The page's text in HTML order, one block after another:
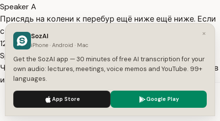
Speaker A
Присядь на колени к перебур ещё ниже ещё ниже. Если
сейчас примешь мама погибнет начавству 2017.
12:10
Speaker A
Через 2 дня они запускают прямой эфир уже без чипсов
и курения, а с треком Hello Bндиits, которые позже
дропнут в ТГ за 1 млн комментариев, что для их
комьюнити вообще не проблема. К слову, бандиты хоть
и арелиз, но стали [ __ ]
We use cookies to enhance your experience.
×
SozAI
iPhone · Android · Mac
Get the SozAI app — 30 minutes of free AI transcription for your
own audio: lectures, meetings, voice memos and YouTube. 99+
languages.
App Store Google Play